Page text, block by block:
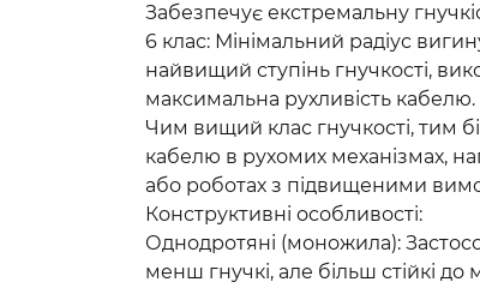
Забезпечує екстремальну
6 клас: Мінімальний радіус
найвищий ступінь гнучкості,
максимальна рухливість кабелю.
Чим вищий клас гнучкості, тим
кабелю в рухомих механізмах,
або роботах з підвищеними
Конструктивні особливості:
Однодротяні (моножила):
менш гнучкі, але більш стійкі